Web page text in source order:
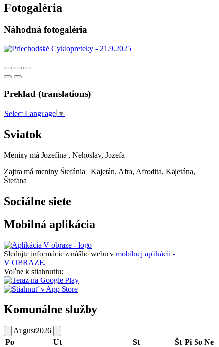
Fotogaléria
Náhodná fotogaléria
Preklad (translations)
Select Language ▼
Sviatok
Meniny má Jozefína , Nehoslav, Jozefa
Zajtra má meniny Štefánia , Kajetán, Afra, Afrodita, Kajetána,
Štefana
Sociálne siete
Mobilná aplikácia
Sledujte informácie z nášho webu v mobilnej aplikácii -
V OBRAZE.
Voľne k stiahnutiu:
Komunálne služby
August2026
Po
Ut St Št Pi So Ne